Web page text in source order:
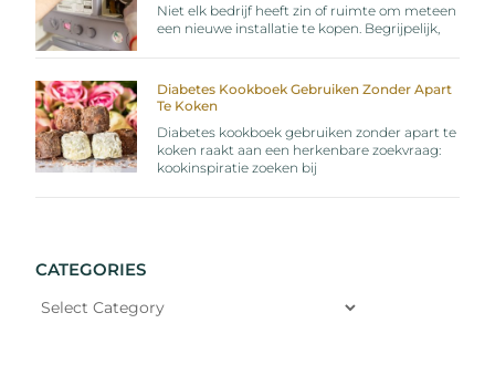
Niet elk bedrijf heeft zin of ruimte om meteen
een nieuwe installatie te kopen. Begrijpelijk,
Diabetes Kookboek Gebruiken Zonder Apart
Te Koken
Diabetes kookboek gebruiken zonder apart te
koken raakt aan een herkenbare zoekvraag:
kookinspiratie zoeken bij
CATEGORIES